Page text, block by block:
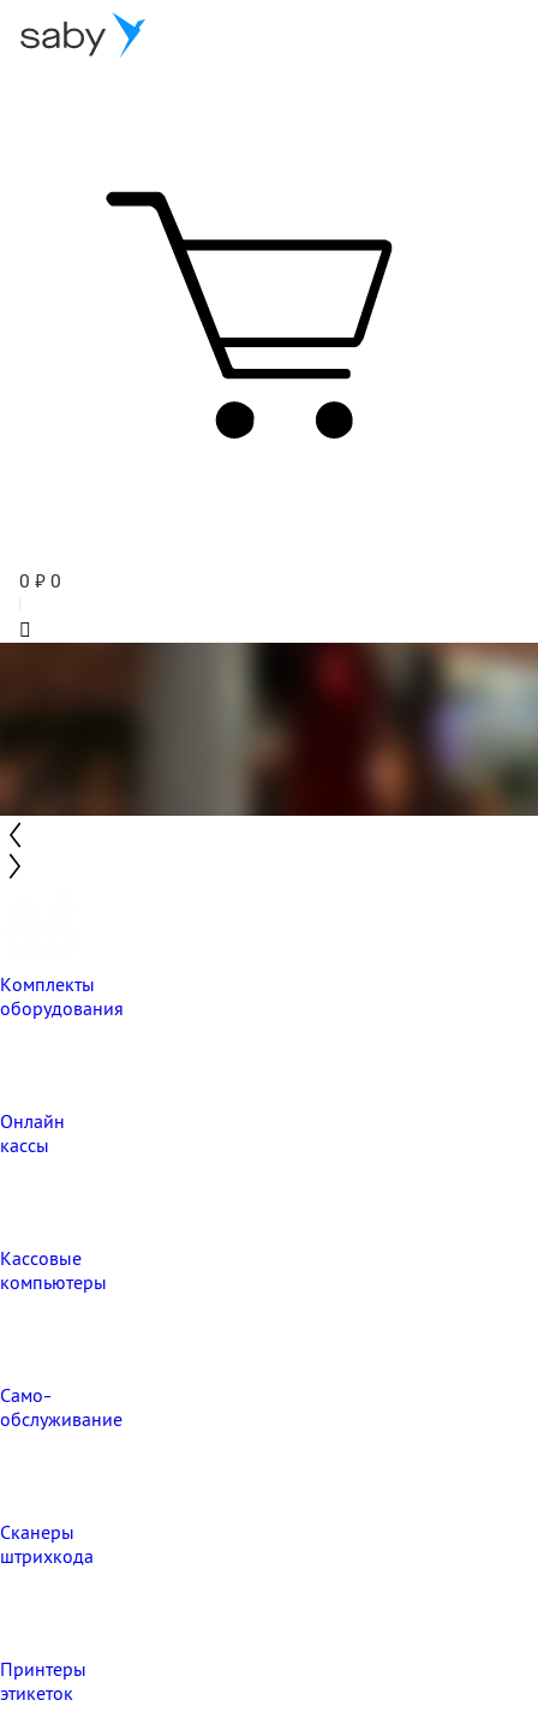
0 ₽ 0
Комплекты
оборудования
Онлайн
кассы
Кассовые
компьютеры
Само-
обслуживание
Сканеры
штрихкода
Принтеры
этикеток